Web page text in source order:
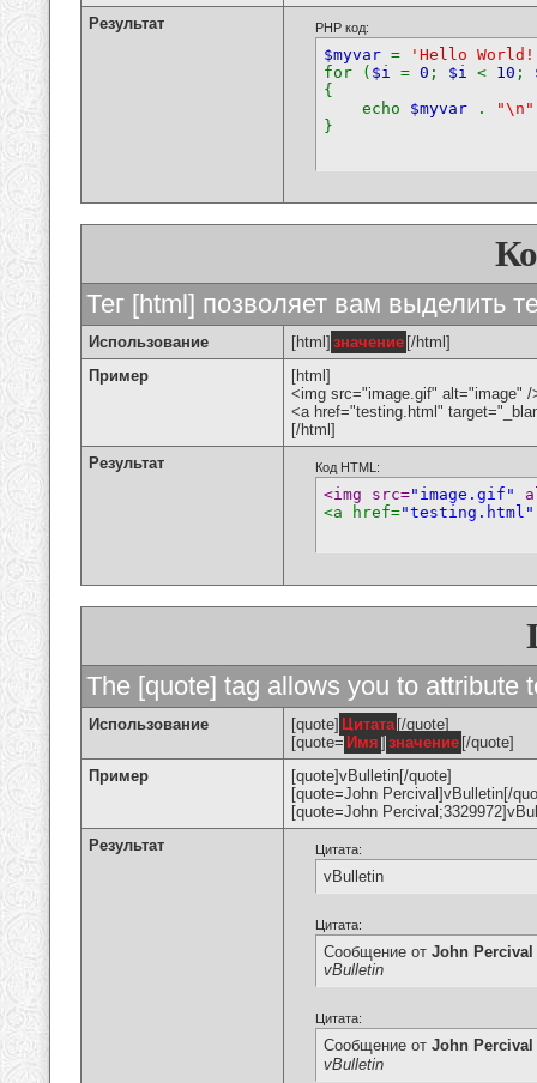
Результат
PHP код:
$myvar =
'Hello
for ( $i = 0 ; $i < 10 ;
{
echo $myvar . "\n"
}
Тег [html] позволяет вам выделить
Использование [html] значение [/html]
Пример
[html]
<img src="image.gif" alt="image" /
<a href="testing.html"
[/html]
Результат
Код HTML:
<img src="image.gif"
<a href="testing.html"
The [quote] tag allows you to attribute
Использование [quote] Цитата [/quote]
[quote= Имя ] значение [/quote]
Пример
[quote]vBulletin[/quote]
[quote=John Percival]vBulletin[/
[quote=John
Результат
Цитата:
vBulletin
Цитата:
Сообщение от John Percival
vBulletin
Цитата:
Сообщение от John Percival
vBulletin